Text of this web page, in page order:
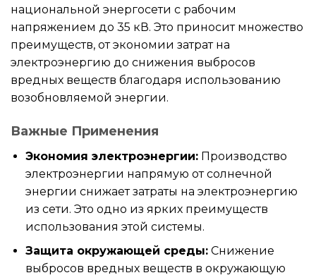
национальной энергосети с рабочим
напряжением до 35 кВ. Это приносит множество
преимуществ, от экономии затрат на
электроэнергию до снижения выбросов
вредных веществ благодаря использованию
возобновляемой энергии.
Важные Применения
Экономия электроэнергии:Производство
электроэнергии напрямую от солнечной
энергии снижает затраты на электроэнергию
из сети. Это одно из ярких преимуществ
использования этой системы.
Защита окружающей среды:Снижение
выбросов вредных веществ в окружающую